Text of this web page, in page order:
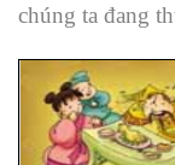
chúng ta đang